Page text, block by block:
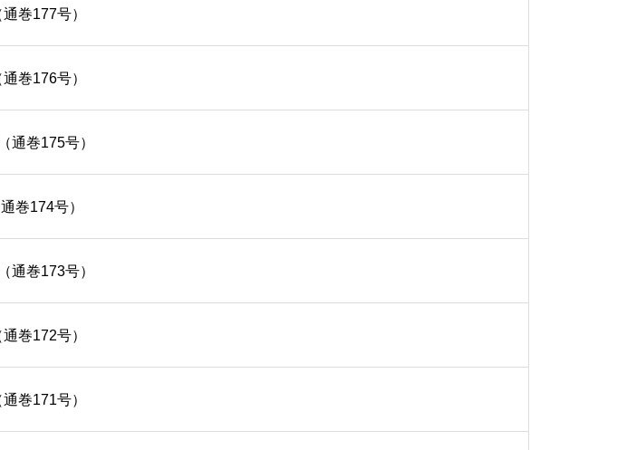
巻177号）
巻176号）
巻175号）
巻174号）
巻173号）
巻172号）
巻171号）